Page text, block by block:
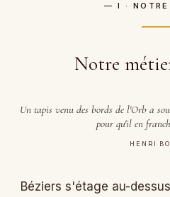
— I · NOTRE
Notre
Un tapis venu des bords de l'Orb a
pour qu'il en
HENRI
Béziers s'étage au-